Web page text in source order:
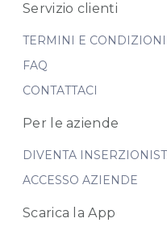
Servizio clienti
TERMINI E
FAQ
CONTATTACI
Per le aziende
DIVENTA
ACCESSO AZIENDE
Scarica la App